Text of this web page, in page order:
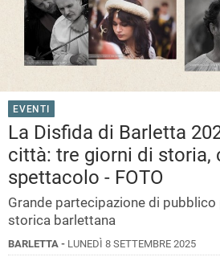
EVENTI
La Disfida di Barletta
città: tre giorni di storia,
spettacolo - FOTO
Grande partecipazione di
storica barlettana
BARLETTA - LUNEDÌ 8 SETTEMBRE 2025